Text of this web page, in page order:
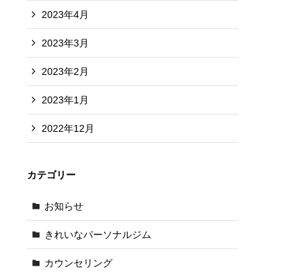
2023年4月
2023年3月
2023年2月
2023年1月
2022年12月
カテゴリー
お知らせ
きれいなパーソナルジム
カウンセリング